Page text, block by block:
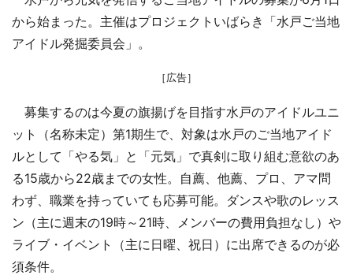
から始まった。主催はプロジェクトいばらき「水戸ご当地
アイドル発掘委員会」。
［広告］
募集するのは今夏の旗揚げを目指す水戸のアイドルユニ
ット（名称未定）第1期生で、対象は水戸のご当地アイド
ルとして「やる気」と「元気」で真剣に取り組む意欲のあ
る15歳から22歳までの女性。自薦、他薦、プロ、アマ問
わず、職業を持っていても応募可能。ダンスや歌のレッス
ン（主に週末の19時～21時、メンバーの費用負担なし）や
ライブ・イベント（主に日曜、祝日）に出席できるのが必
須条件。